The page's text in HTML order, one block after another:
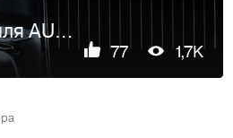
Сайт автомобиля AURUS
77 1,7K